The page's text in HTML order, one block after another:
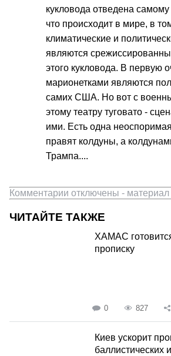
кукловода отведена
что происходит в мире, в
климатические и
являются
этого кукловода. В первую
марионетками являются
самих США. Но вот с
этому театру туговато -
ими. Есть одна
правят колдуны, а
Трампа....
Комментарии отключены -
ЧИТАЙТЕ ТАКЖЕ
ХАМАС
прописку
0 827
Киев ускорит
баллистических